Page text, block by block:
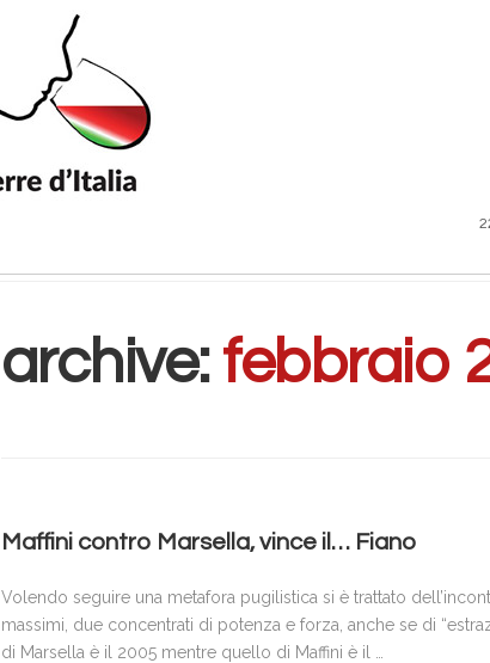
archive: febbraio
Maffini contro Marsella, vince il… Fiano
Volendo seguire una metafora pugilistica si è trattato
massimi, due concentrati di potenza e forza, anche se di
di Marsella è il 2005 mentre quello di Maffini è il …